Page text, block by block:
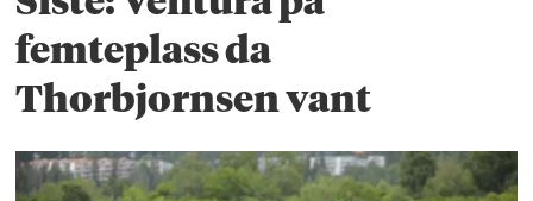
femteplass da
Thorbjornsen vant